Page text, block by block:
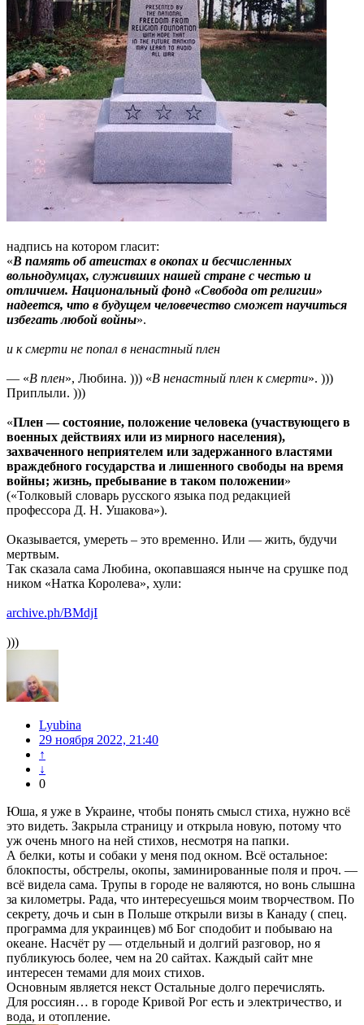
надпись на котором гласит:
«В память об атеистах в окопах и бесчисленных
вольнодумцах, служивших нашей стране с честью и
отличием. Национальный фонд «Свобода от религии»
надеется, что в будущем человечество сможет научиться
избегать любой войны».
и к смерти не попал в ненастный плен
— «В плен», Любина. ))) «В ненастный плен к смерти». )))
Приплыли. )))
«Плен — состояние, положение человека (участвующего в
военных действиях или из мирного населения),
захваченного неприятелем или задержанного властями
враждебного государства и лишенного свободы на время
войны; жизнь, пребывание в таком положении»
(«Толковый словарь русского языка под редакцией
профессора Д. Н. Ушакова»).
Оказывается, умереть – это временно. Или — жить, будучи
мертвым.
Так сказала сама Любина, окопавшаяся нынче на срушке под
ником «Натка Королева», хули:
archive.ph/BMdjI
)))
Lyubina
29 ноября 2022, 21:40
↑
↓
0
Юша, я уже в Украине, чтобы понять смысл стиха, нужно всё
это видеть. Закрыла страницу и открыла новую, потому что
уж очень много на ней стихов, несмотря на папки.
А белки, коты и собаки у меня под окном. Всё остальное:
блокпосты, обстрелы, окопы, заминированные поля и проч. —
всё видела сама. Трупы в городе не валяются, но вонь слышна
за километры. Рада, что интересуешься моим творчеством. По
секрету, дочь и сын в Польше открыли визы в Канаду ( спец.
программа для украинцев) мб Бог сподобит и побываю на
океане. Насчёт ру — отдельный и долгий разговор, но я
публикуюсь более, чем на 20 сайтах. Каждый сайт мне
интересен темами для моих стихов.
Основным является некст Остальные долго перечислять.
Для россиян… в городе Кривой Рог есть и электричество, и
вода, и отопление.